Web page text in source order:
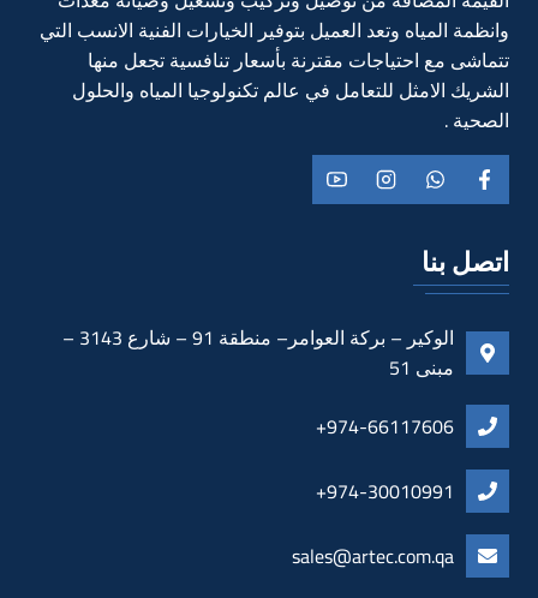
وانظمة المياه وتعد العميل بتوفير الخيارات الفنية الانسب التي
تتماشى مع احتياجات مقترنة بأسعار تنافسية تجعل منها
الشريك الامثل للتعامل في عالم تكنولوجيا المياه والحلول
الصحية .
اتصل بنا
الوكير – بركة العوامر– منطقة 91 – شارع 3143 –
مبنى 51
974-66117606+
974-30010991+
sales@artec.com.qa